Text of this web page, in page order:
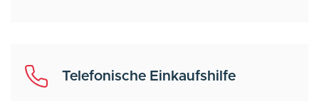
Telefonische Einkaufshilfe